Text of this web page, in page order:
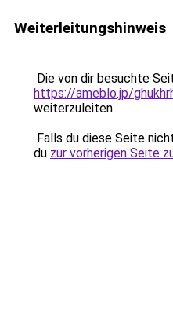
Weiterleitungshinweis
Die von dir besuchte
https://ameblo.jp/
weiterzuleiten.
Falls du diese Seite
du zur vorherigen Seite